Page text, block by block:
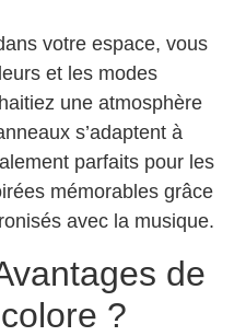
votre espace, vous
et les modes
une atmosphère
s’adaptent à
parfaits pour les
mémorables grâce
avec la musique.
de
?